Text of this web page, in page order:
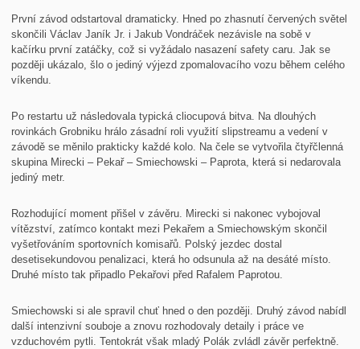
První závod odstartoval dramaticky. Hned po zhasnutí červených světel
skončili Václav Janík Jr. i Jakub Vondráček nezávisle na sobě v
kačírku první zatáčky, což si vyžádalo nasazení safety caru. Jak se
později ukázalo, šlo o jediný výjezd zpomalovacího vozu během celého
víkendu.
Po restartu už následovala typická cliocupová bitva. Na dlouhých
rovinkách Grobniku hrálo zásadní roli využití slipstreamu a vedení v
závodě se měnilo prakticky každé kolo. Na čele se vytvořila čtyřčlenná
skupina Mirecki – Pekař – Smiechowski – Paprota, která si nedarovala
jediný metr.
Rozhodující moment přišel v závěru. Mirecki si nakonec vybojoval
vítězství, zatímco kontakt mezi Pekařem a Smiechowským skončil
vyšetřováním sportovních komisařů. Polský jezdec dostal
desetisekundovou penalizaci, která ho odsunula až na desáté místo.
Druhé místo tak připadlo Pekařovi před Rafalem Paprotou.
Smiechowski si ale spravil chuť hned o den později. Druhý závod nabídl
další intenzivní souboje a znovu rozhodovaly detaily i práce ve
vzduchovém pytli. Tentokrát však mladý Polák zvládl závěr perfektně.